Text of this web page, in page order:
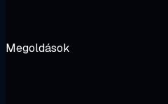
Megoldások